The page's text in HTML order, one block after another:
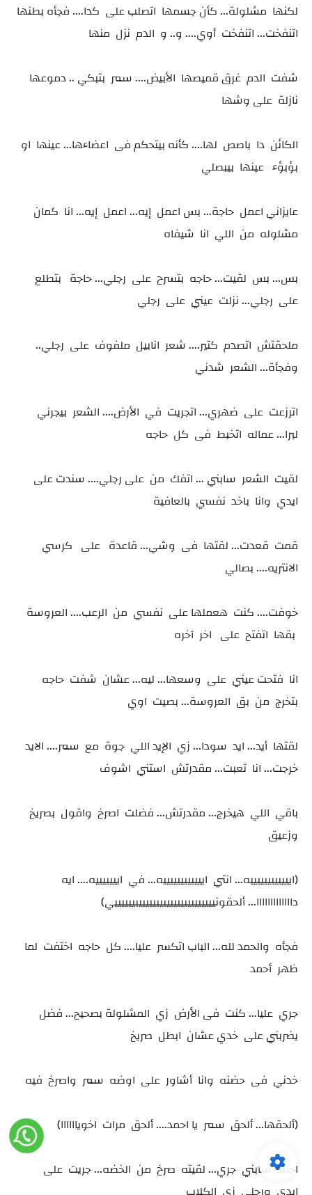
لكنها مشلولة... كأن جسمها اتصلب على كدا.... فجأه بطنها
اتنفخت... اتنفخت أوي.... و.. و الدم نزل منها
شفت الدم غرق قميصها الأبيض.... سمر بتبكي .. دموعها
نازلة على وشها
الكائن دا باصص لها.... كأنه بيتحكم فى اعضاءها... عينها او
بؤبؤء عينها بيبصلي
عايزاني اعمل حاجة... بس اعمل إيه... اعمل إيه... انا كمان
مشلوله من اللي انا شيفاه
بس... بس لقيت... حاجه بتسرح على رجلي... حاجة بتطلع
على رجلي... نزلت عيني على رجلي
ملحقتش اتصدم كتير.... شعر انابيل ملفوف على رجلي..
وفجأة... الشعر شدني
اترزعت على ضهري... اتجريت في الأرض.... الشعر بيجرني
لبرا... عماله اتخبط فى كل حاجه
لقيت الشعر سابني ... اتفك من على رجلي.... سندت على
ايدي وانا باخد نفسي بالعافية
قمت قعدت... لقتها فى وشي... قاعدة على كرسي
الانتريه.... بصالي
خوفت.... كنت هعملها على نفسي من الرعب.... العروسة
بقها اتفتح على اخر آخره
انا فتحت عيني على وسعها... ليه... عشان شفت حاجه
بتخرج من بق العروسة... بصيت اوي
لقتها أيد... ايد سودا... زي الإيد اللي جوة مع سمر.... الايد
خرجت... انا تعبت... مقدرتش استني اشوف
باقي اللي هيخرج... مقدرتش... فضلت اصرخ واقول بصريخ
وزعيق
(اييييييييييييه... انتي اييييييييييييه... في ايييييييه.... ايه
دااااااااااااا... ألحقونييييييييييييييييييييييبييييييي)
فجأه والحمد لله... الباب اتكسر عليا.... كل حاجه اختفت لما
ظهر أحمد
جري عليا... كنت فى الأرض زي المشلولة بصحيح... فضل
يضربني على خدي عشان ابطل صريخ
خدني فى حضنه وانا أشاور على اوضه سمر واصرخ فيه
(ألحقها... ألحق سمر يا احمد.... ألحق مرات اخوياااااا)
احمد سابني جري... لقيته صرخ من الخضه... جريت على